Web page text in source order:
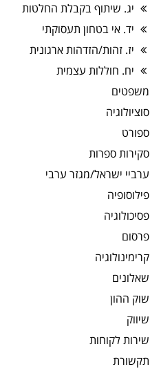
יג. שיתוף בקבלת החלטות
יד. אי בטחון תעסוקתי
יז. זהות/הזדהות ארגונית
יח. חוללות עצמית
משפטים
סוציולוגיה
ספורט
סקירות ספרות
ערביי ישראל/מגזר ערבי
פילוסופיה
פסיכולוגיה
פרסום
קרימינולוגיה
שאלונים
שוק ההון
שיווק
שירות לקוחות
תקשורת